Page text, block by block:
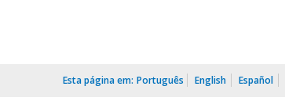
Esta página em: Português English Español